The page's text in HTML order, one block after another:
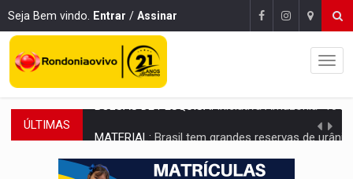
Seja Bem vindo. Entrar / Assinar
ÚLTIMAS Brasil tem grandes reservas de urânio, mas produz pouco e
VÍDEO:Serpente capturada na fábrica da Coca-Cola é